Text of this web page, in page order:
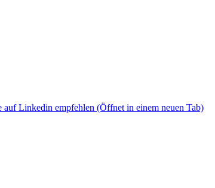
auf Linkedin empfehlen (Öffnet in einem neuen Tab)